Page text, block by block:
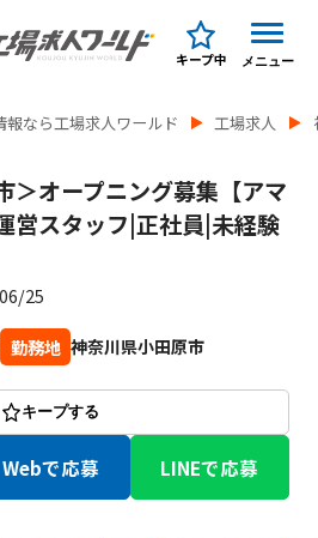
キープ中 メニュー
なら工場求人ワールド 工場求人
＞オープニング募集【アマ
営スタッフ|正社員|未経験
25
勤務地 神奈川県小田原市
キープする
Webで応募 LINEで応募